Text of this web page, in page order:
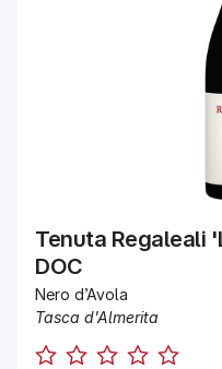
Tenuta Regaleali
DOC
Nero d’Avola
Tasca d'Almerita